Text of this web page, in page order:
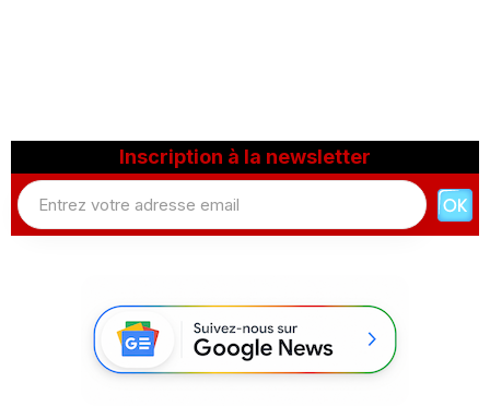
Inscription à la newsletter